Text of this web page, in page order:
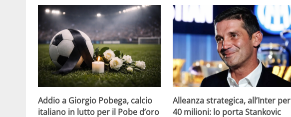
Addio a Giorgio Pobega, calcio
italiano in lutto per il Pobe d’oro
Alleanza strategica, all’Inter per
40 milioni: lo porta Stankovic